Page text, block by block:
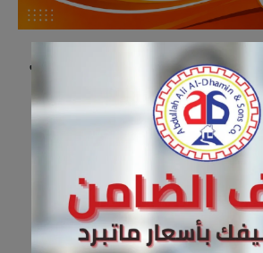
صفية سعيد بن عبدالله آل
في تخصص تصميم
ممتاز مع مرتبة الشرف الأولى.
آل عمير بهذه المناسبة،
التوفيق والنجاح في حياتها